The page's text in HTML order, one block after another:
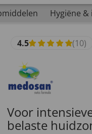
Hygiëne
4.5 (10)
Voor
belaste